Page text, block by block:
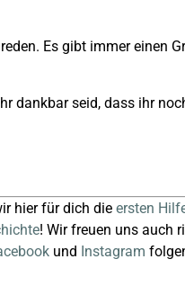
Es gibt immer einen
dankbar seid, dass ihr
hier für dich die ersten
! Wir freuen uns auch
und Instagram